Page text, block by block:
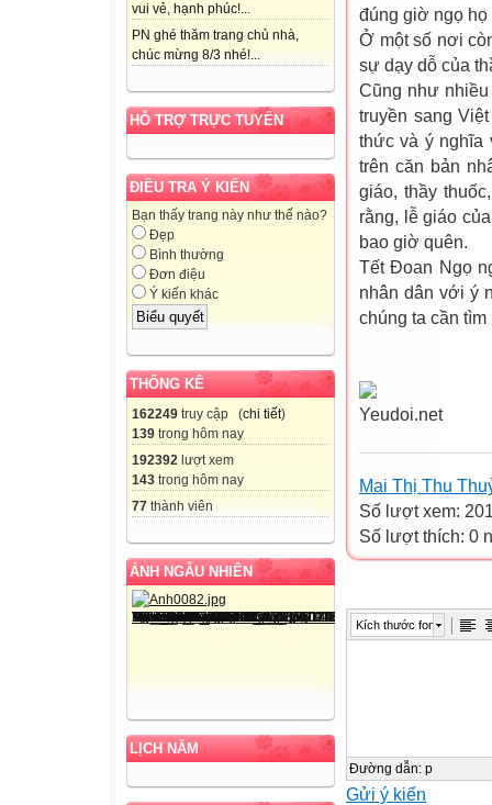
vui vẻ, hạnh phúc!...
PN ghé thăm trang chủ nhà,
chúc mừng 8/3 nhé!...
HỖ TRỢ TRỰC TUYẾN
ĐIỀU TRA Ý KIẾN
Bạn thấy trang này như thế nào?
Đẹp
Bình thường
Đơn điệu
Ý kiến khác
THỐNG KÊ
162249 truy cập (chi tiết)
139 trong hôm nay
192392 lượt xem
143 trong hôm nay
77 thành viên
ẢNH NGẪU NHIÊN
LỊCH NĂM
đúng giờ ngọ họ
Ở một số nơi
sự dạy dỗ của
Cũng như
truyền sang
thức và ý nghĩa
trên căn bản
giáo, thầy
rằng, lễ giáo
bao giờ quên.
Tết Đoan Ngọ
nhân dân với ý
chúng ta cần tìm
Yeudoi.net
Mai Thị Thu
Số lượt xem:
Số lượt thích: 0
Kích thước font
Đường dẫn: p
Gửi ý kiến